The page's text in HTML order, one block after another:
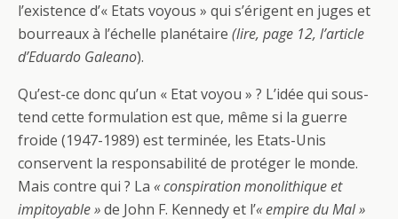
l’existence d’« Etats voyous » qui s’érigent en juges et
bourreaux à l’échelle planétaire (lire, page 12, l’article
d’Eduardo Galeano).
Qu’est-ce donc qu’un « Etat voyou » ? L’idée qui sous-
tend cette formulation est que, même si la guerre
froide (1947-1989) est terminée, les Etats-Unis
conservent la responsabilité de protéger le monde.
Mais contre qui ? La « conspiration monolithique et
impitoyable »de John F. Kennedy et l’« empire du Mal »